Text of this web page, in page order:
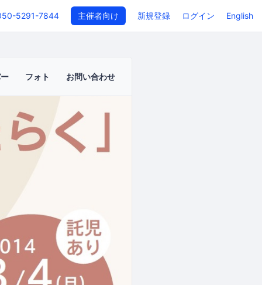
5291-7844 主催者向け 新規登録 ログイン English
フォト お問い合わせ